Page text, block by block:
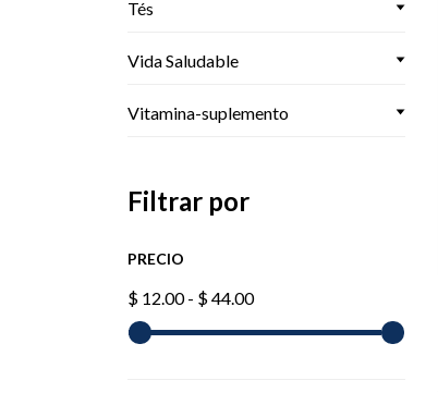
Tés
Vida Saludable
Vitamina-suplemento
Filtrar por
PRECIO
$ 12.00 - $ 44.00